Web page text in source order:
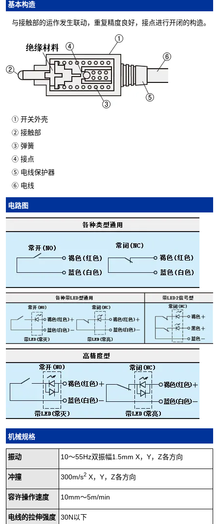
基本构造
与接触部的运作发生联动，重复精度良好，接点进行开闭的构造。
① 开关外壳
② 接触部
③ 弹簧
④ 接点
⑤ 电线保护器
⑥ 电线
电路图
机械规格
振动 10～55Hz双振幅1.5mm X，Y，Z各方向
冲撞 300m/s2 X，Y，Z各方向
容许操作速度 10mm～5m/min
电线的拉伸强度 30N以下